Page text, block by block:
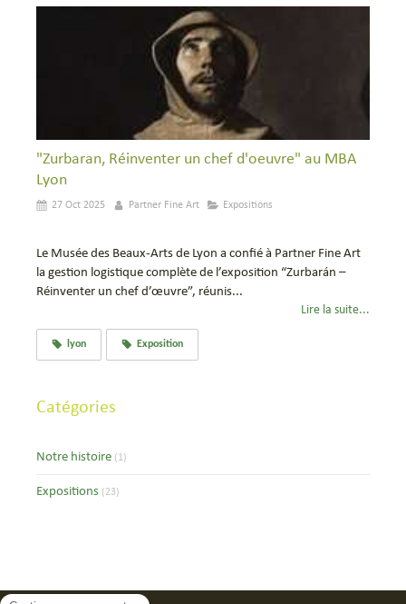
"Zurbaran, Réinventer un chef d'oeuvre" au MBA
Lyon
27 Oct 2025 Partner Fine Art Expositions
Le Musée des Beaux-Arts de Lyon a confié à Partner Fine Art
la gestion logistique complète de l’exposition “Zurbarán –
Réinventer un chef d’œuvre”, réunis...
Lire la suite...
lyon Exposition
Catégories
Notre histoire (1)
Expositions (23)